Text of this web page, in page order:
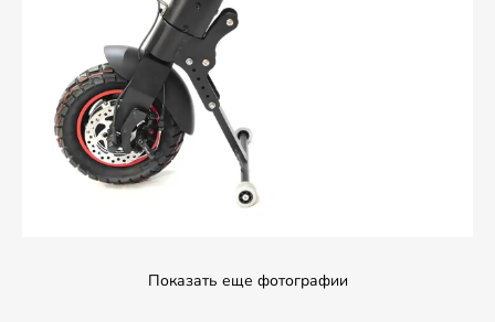
Показать еще фотографии